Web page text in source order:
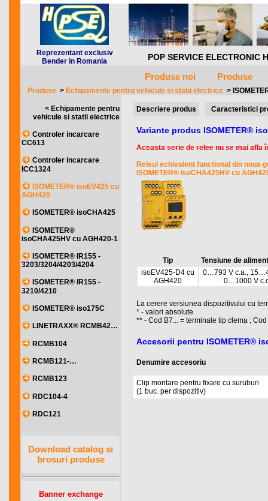
Reprezentant exclusiv
Bender in Romania
POP SERVICE
Produse noi Produse
Produse > Echipamente pentru vehicule si statii electrice >
< Echipamente pentru
vehicule si statii electrice
Controler incarcare
CC613
Controler incarcare
ICC1324
ISOMETER® isoEV425 cu
AGH420
ISOMETER® isoCHA425
ISOMETER®
isoCHA425HV cu AGH420-1
ISOMETER® IR155 -
3203/3204/4203/4204
ISOMETER® IR155 -
3210/4210
ISOMETER® iso175C
LINETRAXX® RCMB42…
RCMB104
RCMB121-…
RCMB123
RDC104-4
RDC121
Download catalog si
brosuri produse
Banner exchange
Descriere produs Caracteristici
Variante produs ISOMETER®
Aceasta serie de relee nu se mai afla
Releul echivalent functional din noua
ISOMETER® isoCHA425HV cu
Tip
Tensiune de
isoEV425-D4 cu
AGH420
0…793 V c.a.,
0…1000 V
La cerere versiunea dispozitivului cu
* - valori absolute
** - Cod B7... = terminale tip clema ;
Accesorii pentru ISOMETER®
Denumire accesoriu
Clip montare pentru fixare cu suruburi
(1 buc. per dispozitiv)